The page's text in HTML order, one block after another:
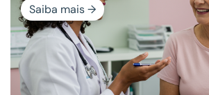
Saiba mais →